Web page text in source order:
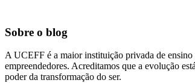
Sobre o blog
A UCEFF é a maior instituição privada de ensino
empreendedores. Acreditamos que a evolução
poder da transformação do ser.